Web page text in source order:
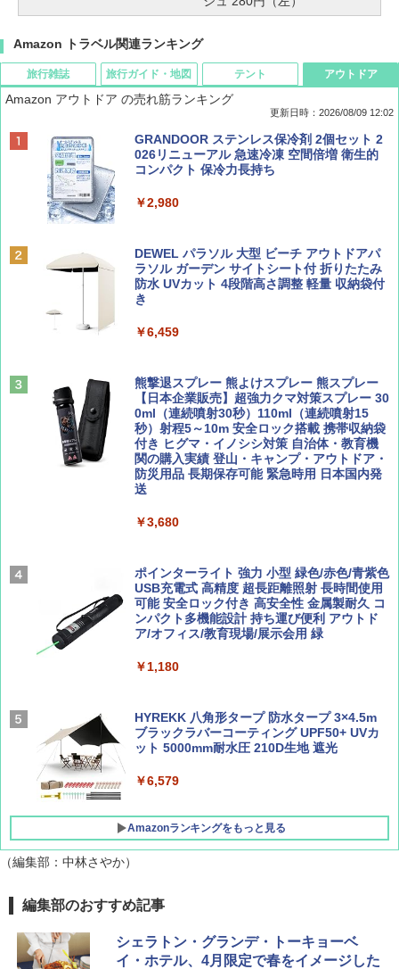
Amazon トラベル関連ランキング
旅行雑誌
BE-PAL(ビ-パル) 2026年 9 月号【特別付録:
SOTO ミニマル"旅"財布 ランダム2種】
ディズニーファン ２０２６年 ９月号 [雑
誌] (ＤＩＳＮＥＹ ＦＡＮ)
￥713
￥1,540
Coyote No.89 特集 星野道夫 夢見る旅
AIRLINE（エアライン）2026年9月号【特
集】ボーイング110周年を祝して！
￥1,760
旅行ガイド・地図
地球の歩き方 スター・ウォーズ
￥2,695
D40 地球の歩き方 チェンマイ タイ北部の魅
力的な町 2026～2027 地球の歩き方D アジア
￥2,079
球の歩き方A ヨーロッパ
￥2,479
A26 地球の歩き方 チェコ ポーランド スロヴ
ァキア 2026～2027 地球の歩き方A ヨーロッ
新しい日本地理 地図・統計・移動から読み
解く (講談社現代新書)
￥1,540
テント
[キャンパーズコレクション 山善] ポップアッ
プテント 傘みたいに広げて畳める パッとサ
ッとサンシェード キューブ フルクローズ メ
&ハイキング カーキ PATC-150(KH)
PYKES PEAK (パイクスピーク) 着替えテン
ト プライバシー テント 【中が透けない】 1
ーチ ピクニック ポップアップテント 携帯 簡
￥4,980
ENDLESS BASE 《めざましテレビで紹介》
テント ワンタッチ RENEW 幅200 2-3人用 43
500002(89232)
￥5,999
ーティング フルクローズ メッシュ 3-4人用
簡単設置 ポップアップテント エクルベージ
ュ(BC仕様) PATC-150B(EB)
￥9,990
イド ブラックコーティング フルクローズ メ
ッシュ 4人用 簡単設置 ポップアップテント P
ATCW-150B エクルベージュ
￥-
アウトドア
Amazon アウトドア の売れ筋ランキング
更新日時：2026/08/09 12:02
GRANDOOR ステンレス保冷剤 2個セット 2
026リニューアル 急速冷凍 空間倍増 衛生的
コンパクト 保冷力長持ち
￥2,980
DEWEL パラソル 大型 ビーチ アウトドアパ
ラソル ガーデン サイトシート付 折りたたみ
防水 UVカット 4段階高さ調整 軽量 収納袋付
き
￥6,459
熊撃退スプレー 熊よけスプレー 熊スプレー
【日本企業販売】超強力クマ対策スプレー 30
0ml（連続噴射30秒）110ml（連続噴射15
秒）射程5～10m 安全ロック搭載 携帯収納袋
付き ヒグマ・イノシシ対策 自治体・教育機
関の購入実績 登山・キャンプ・アウトドア・
防災用品 長期保存可能 緊急時用 日本国内発
送
￥3,680
ポインターライト 強力 小型 緑色/赤色/青紫色
USB充電式 高精度 超長距離照射 長時間使用
可能 安全ロック付き 高安全性 金属製耐久 コ
ンパクト多機能設計 持ち運び便利 アウトド
ア/オフィス/教育現場/展示会用 緑
￥1,180
HYREKK 八角形タープ 防水タープ 3×4.5m
ブラックラバーコーティング UPF50+ UVカ
ット 5000mm耐水圧 210D生地 遮光
￥6,579
Amazonランキングをもっと見る
（編集部：中林さやか）
編集部のおすすめ記事
シェラトン・グランデ・トーキョーベ
イ・ホテル、4月限定で春をイメージした